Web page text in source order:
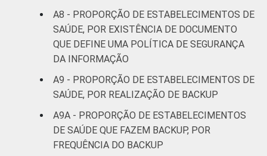
A8 - PROPORÇÃO DE ESTABELECIMENTOS DE
SAÚDE, POR EXISTÊNCIA DE DOCUMENTO
QUE DEFINE UMA POLÍTICA DE SEGURANÇA
DA INFORMAÇÃO
A9 - PROPORÇÃO DE ESTABELECIMENTOS DE
SAÚDE, POR REALIZAÇÃO DE BACKUP
A9A - PROPORÇÃO DE ESTABELECIMENTOS
DE SAÚDE QUE FAZEM BACKUP, POR
FREQUÊNCIA DO BACKUP